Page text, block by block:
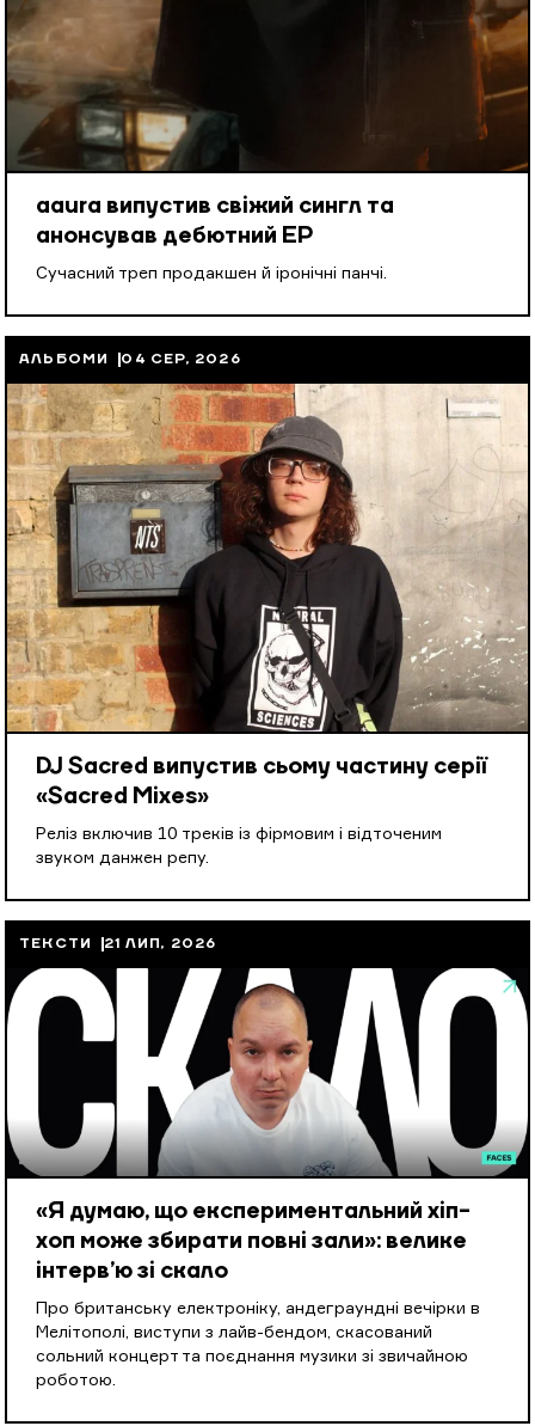
aaura випустив свіжий сингл та
анонсував дебютний EP
Cучасний треп продакшен й іронічні панчі.
АЛЬБОМИ 04 СЕР, 2026
DJ Sacred випустив сьому частину серії
«Sacred Mixes»
Реліз включив 10 треків із фірмовим і відточеним
звуком данжен репу.
ТЕКСТИ 21 ЛИП, 2026
«Я думаю, що експериментальний хіп-
хоп може збирати повні зали»: велике
інтерв’ю зі скало
Про британську електроніку, андеграундні вечірки в
Мелітополі, виступи з лайв-бендом, скасований
сольний концерт та поєднання музики зі звичайною
роботою.